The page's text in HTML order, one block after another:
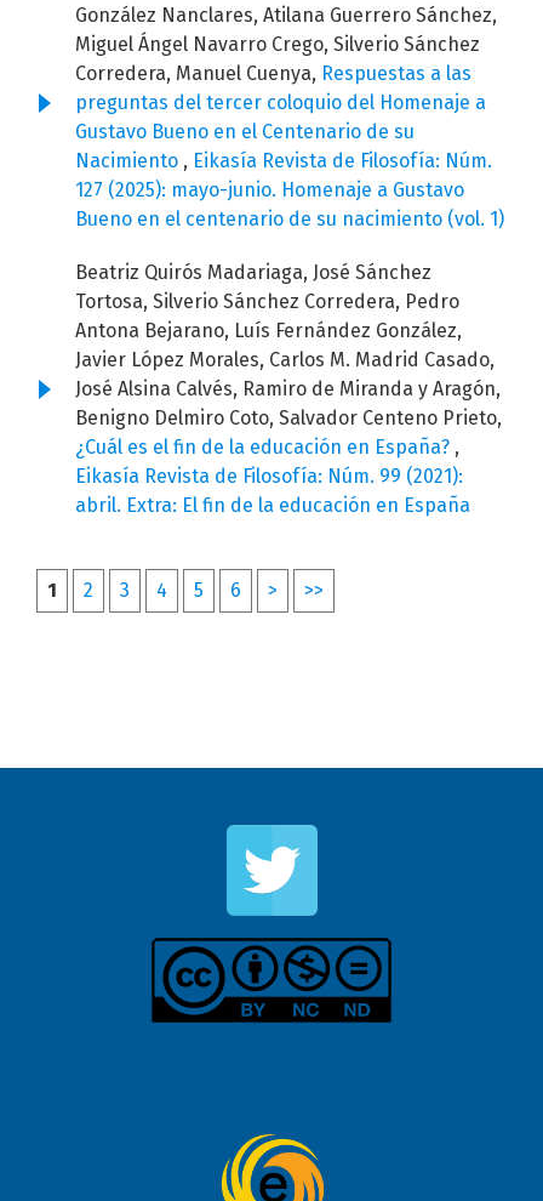
González Nanclares, Atilana Guerrero Sánchez,
Miguel Ángel Navarro Crego, Silverio Sánchez
Corredera, Manuel Cuenya, Respuestas a las
preguntas del tercer coloquio del Homenaje a
Gustavo Bueno en el Centenario de su
Nacimiento , Eikasía Revista de Filosofía: Núm.
127 (2025): mayo-junio. Homenaje a Gustavo
Bueno en el centenario de su nacimiento (vol. 1)
Beatriz Quirós Madariaga, José Sánchez
Tortosa, Silverio Sánchez Corredera, Pedro
Antona Bejarano, Luís Fernández González,
Javier López Morales, Carlos M. Madrid Casado,
José Alsina Calvés, Ramiro de Miranda y Aragón,
Benigno Delmiro Coto, Salvador Centeno Prieto,
¿Cuál es el fin de la educación en España? ,
Eikasía Revista de Filosofía: Núm. 99 (2021):
abril. Extra: El fin de la educación en España
1 2 3 4 5 6 > >>